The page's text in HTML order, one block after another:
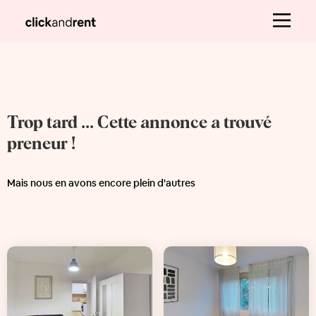
Trop tard ... Cette annonce a trouvé
preneur !
Mais nous en avons encore plein d'autres